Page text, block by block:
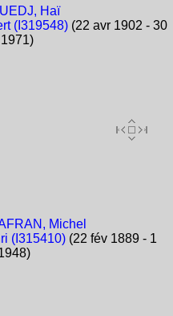
Haï
(I319548) (22 avr 1902 - 30
Michel
(I315410) (22 fév 1889 - 1